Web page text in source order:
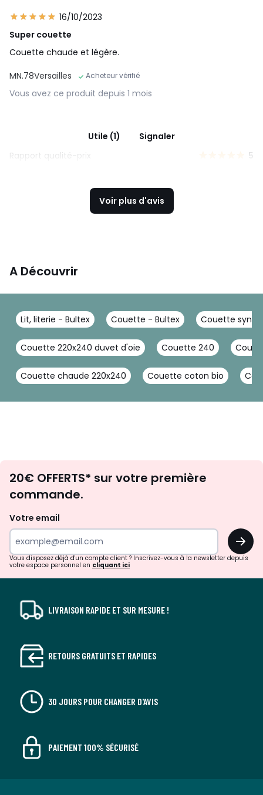
16/10/2023
Super couette
Couette chaude et légère.
MN.78Versailles
Acheteur vérifié
Vous avez ce produit depuis 1 mois
Utile (1)
Signaler
Rapport qualité-prix
5
Voir plus d'avis
A Découvrir
Lit, literie - Bultex Couette - Bultex Couette
Couette 220x240 duvet d'oie Couette 240
Couette chaude 220x240 Couette coton bio
d'inspirations
surprises?
20€ OFFERTS* sur votre première
commande.
Votre email
OK
Vous disposez déjà d'un compte client ? Inscrivez-vous à la newsletter depuis
votre espace personnel en cliquant ici
LIVRAISON RAPIDE ET SUR MESURE !
RETOURS GRATUITS ET RAPIDES
30 JOURS POUR CHANGER D'AVIS
PAIEMENT 100% SÉCURISÉ